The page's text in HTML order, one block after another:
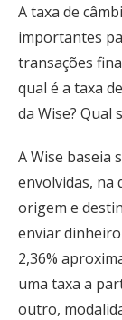
A taxa de
importantes
transações
qual é a taxa
da Wise? Qual
A Wise baseia
envolvidas, na
origem e
enviar
2,36%
uma taxa a
outro,